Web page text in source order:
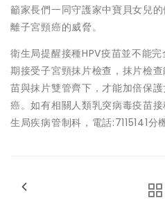
籲家長們一同守護家中寶貝女兒
離子宮頸癌的威脅。
衛生局提醒接種HPV疫苗並不能
期接受子宮頸抹片檢查，抹片檢
苗與抹片雙管齊下，才能加倍保
癌。如有相關人類乳突病毒疫苗
生局疾病管制科，電話:7115141分